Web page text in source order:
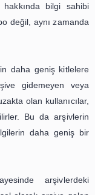
ve eğitim
turların
bir